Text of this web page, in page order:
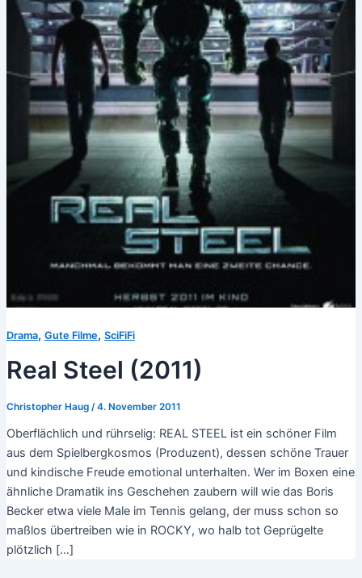
Drama, Gute Filme, SciFiFi
Real Steel (2011)
Christopher Haug /4. November 2011
Oberflächlich und rührselig: REAL STEEL ist ein schöner Film
aus dem Spielbergkosmos (Produzent), dessen schöne Trauer
und kindische Freude emotional unterhalten. Wer im Boxen eine
ähnliche Dramatik ins Geschehen zaubern will wie das Boris
Becker etwa viele Male im Tennis gelang, der muss schon so
maßlos übertreiben wie in ROCKY, wo halb tot Geprügelte
plötzlich […]